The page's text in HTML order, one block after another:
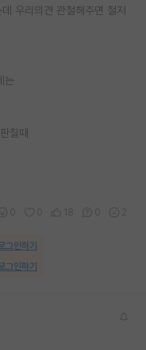
우리의견 관철해주면 철저
는
칠때
그인하기
그인하기